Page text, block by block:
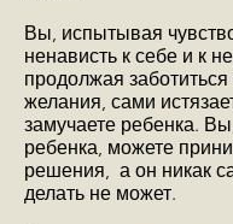
Вы, испытывая
ненависть к себе и к
продолжая
желания, сами
замучаете ребенка.
ребенка, можете
решения, а он никак
делать не может.